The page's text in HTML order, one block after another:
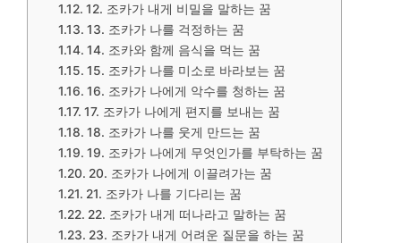
12. 조카가 내게 비밀을 말하는 꿈
13. 조카가 나를 걱정하는 꿈
14. 조카와 함께 음식을 먹는 꿈
15. 조카가 나를 미소로 바라보는 꿈
16. 조카가 나에게 악수를 청하는 꿈
17. 조카가 나에게 편지를 보내는 꿈
18. 조카가 나를 웃게 만드는 꿈
19. 조카가 나에게 무엇인가를 부탁하는 꿈
20. 조카가 나에게 이끌려가는 꿈
21. 조카가 나를 기다리는 꿈
22. 조카가 내게 떠나라고 말하는 꿈
23. 조카가 내게 어려운 질문을 하는 꿈